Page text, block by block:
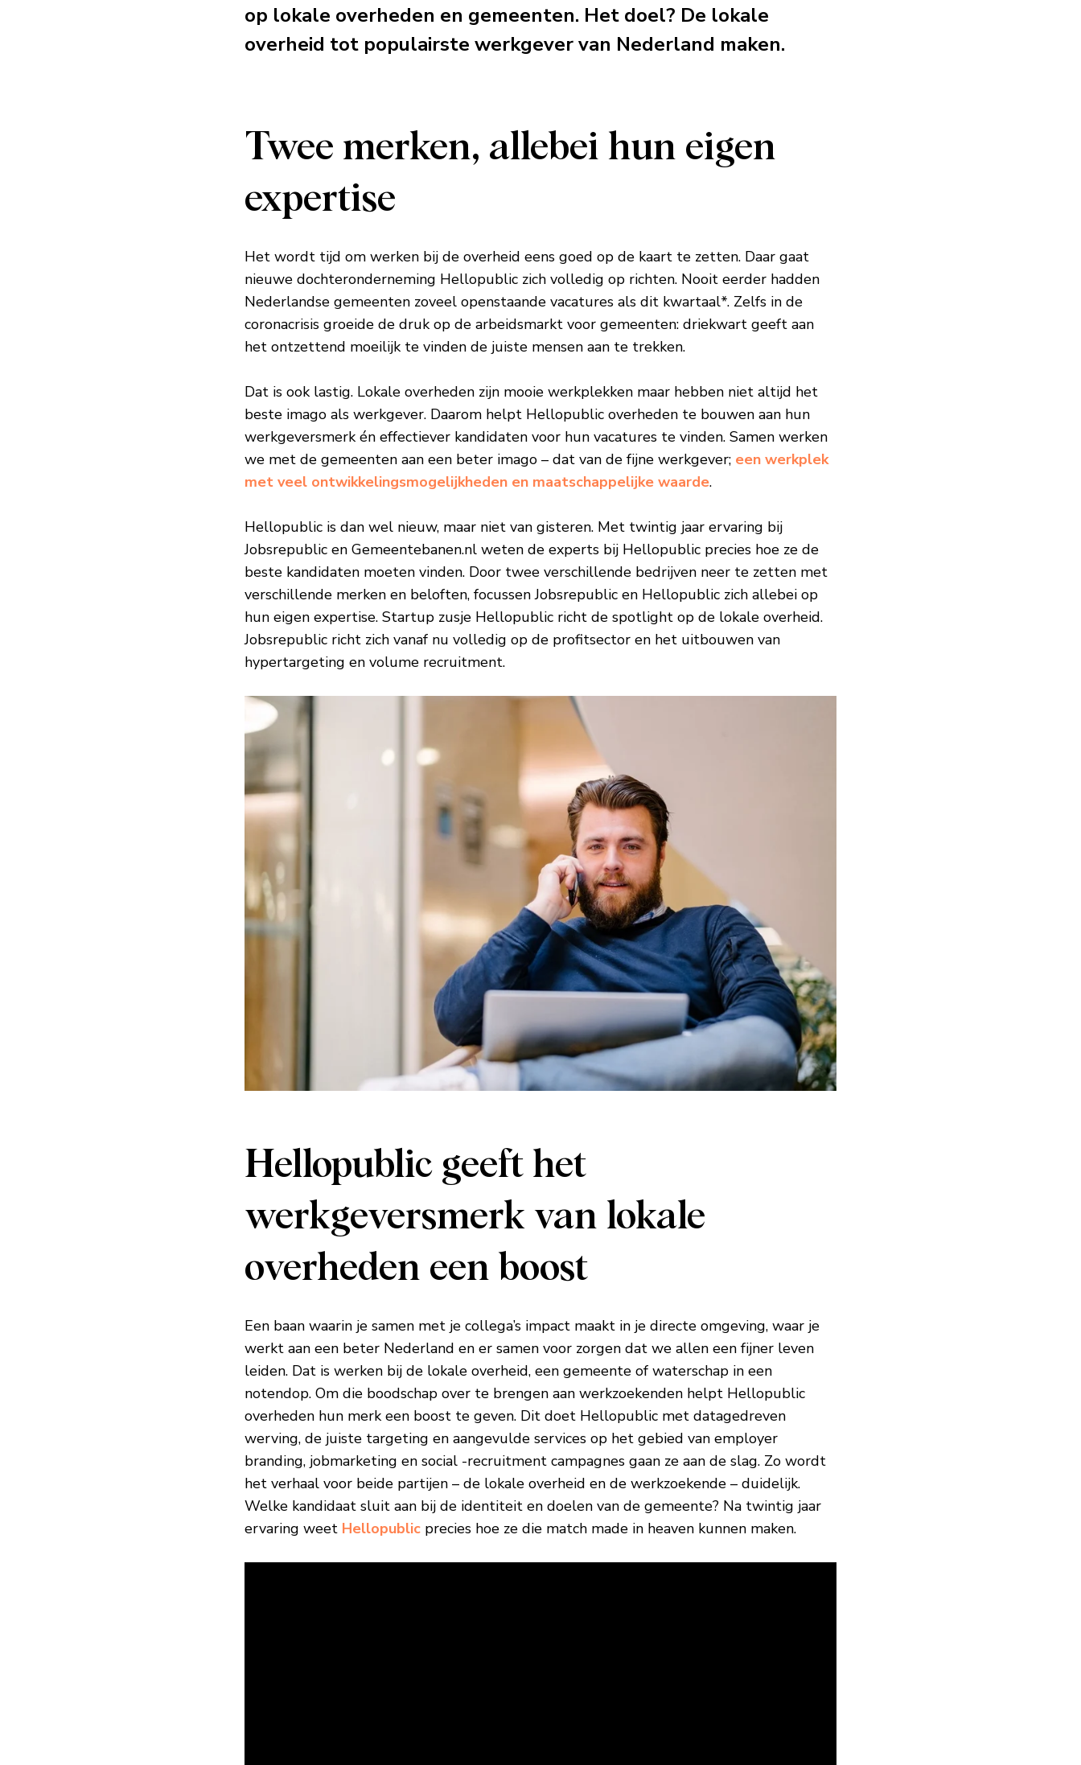
op lokale overheden en gemeenten. Het doel? De lokale
overheid tot populairste werkgever van Nederland maken.
Twee merken, allebei hun eigen
expertise
Het wordt tijd om werken bij de overheid eens goed op de kaart te zetten. Daar gaat
nieuwe dochteronderneming Hellopublic zich volledig op richten. Nooit eerder hadden
Nederlandse gemeenten zoveel openstaande vacatures als dit kwartaal*. Zelfs in de
coronacrisis groeide de druk op de arbeidsmarkt voor gemeenten: driekwart geeft aan
het ontzettend moeilijk te vinden de juiste mensen aan te trekken.
Dat is ook lastig. Lokale overheden zijn mooie werkplekken maar hebben niet altijd het
beste imago als werkgever. Daarom helpt Hellopublic overheden te bouwen aan hun
werkgeversmerk én effectiever kandidaten voor hun vacatures te vinden. Samen werken
we met de gemeenten aan een beter imago – dat van de fijne werkgever; een werkplek
met veel ontwikkelingsmogelijkheden en maatschappelijke waarde.
Hellopublic is dan wel nieuw, maar niet van gisteren. Met twintig jaar ervaring bij
Jobsrepublic en Gemeentebanen.nl weten de experts bij Hellopublic precies hoe ze de
beste kandidaten moeten vinden. Door twee verschillende bedrijven neer te zetten met
verschillende merken en beloften, focussen Jobsrepublic en Hellopublic zich allebei op
hun eigen expertise. Startup zusje Hellopublic richt de spotlight op de lokale overheid.
Jobsrepublic richt zich vanaf nu volledig op de profitsector en het uitbouwen van
hypertargeting en volume recruitment.
Hellopublic geeft het
werkgeversmerk van lokale
overheden een boost
Een baan waarin je samen met je collega’s impact maakt in je directe omgeving, waar je
werkt aan een beter Nederland en er samen voor zorgen dat we allen een fijner leven
leiden. Dat is werken bij de lokale overheid, een gemeente of waterschap in een
notendop. Om die boodschap over te brengen aan werkzoekenden helpt Hellopublic
overheden hun merk een boost te geven. Dit doet Hellopublic met datagedreven
werving, de juiste targeting en aangevulde services op het gebied van employer
branding, jobmarketing en social -recruitment campagnes gaan ze aan de slag. Zo wordt
het verhaal voor beide partijen – de lokale overheid en de werkzoekende – duidelijk.
Welke kandidaat sluit aan bij de identiteit en doelen van de gemeente? Na twintig jaar
ervaring weet Hellopublicprecies hoe ze die match made in heaven kunnen maken.